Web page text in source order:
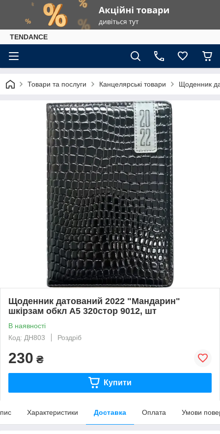
TENDANCE
Товари та послуги Канцелярські товари Щоденник
Щоденник датований 2022 "Мандарин"
шкірзам обкл А5 320стор 9012, шт
В наявності
Код: ДН803
Роздріб
230 ₴
Купити
Характеристики Доставка Оплата Умови